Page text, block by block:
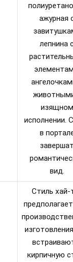
ажурная
лепнина
изящном
исполнении.
в
вид.
Стиль хай-
кирпичную